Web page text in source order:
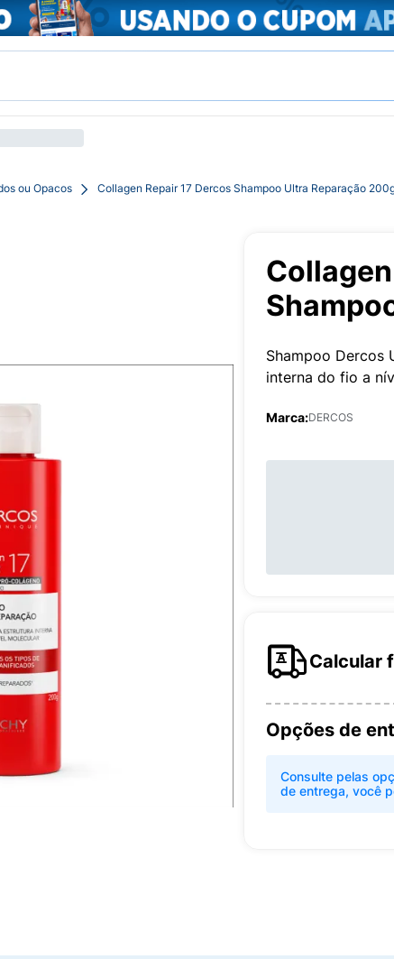
ou Opacos Collagen Repair 17 Dercos Shampoo Ultra Reparação
Shampoo Dercos
interna do fio a
Marca:DERCOS
Calcular
Opções de
Consulte pelas
de entrega, você